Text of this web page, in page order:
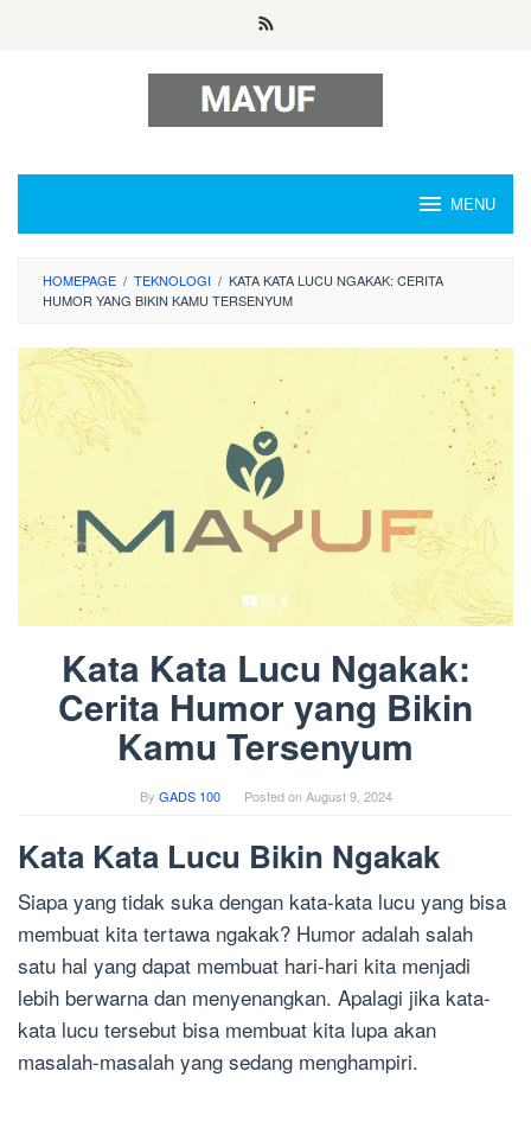
MENU
HOMEPAGE / TEKNOLOGI / KATA KATA LUCU NGAKAK: CERITA
HUMOR YANG BIKIN KAMU TERSENYUM
Kata Kata Lucu Ngakak:
Cerita Humor yang Bikin
Kamu Tersenyum
By GADS 100 Posted onAugust 9, 2024
Kata Kata Lucu Bikin Ngakak
Siapa yang tidak suka dengan kata-kata lucu yang bisa
membuat kita tertawa ngakak? Humor adalah salah
satu hal yang dapat membuat hari-hari kita menjadi
lebih berwarna dan menyenangkan. Apalagi jika kata-
kata lucu tersebut bisa membuat kita lupa akan
masalah-masalah yang sedang menghampiri.